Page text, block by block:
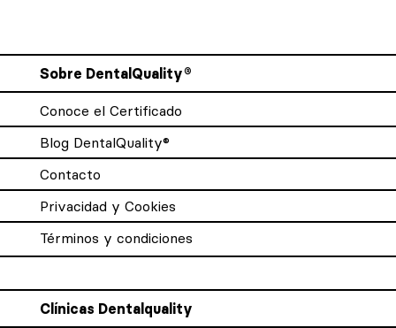
Sobre DentalQuality®
Conoce el Certificado
Blog DentalQuality®
Contacto
Privacidad y Cookies
Términos y condiciones
Clínicas Dentalquality